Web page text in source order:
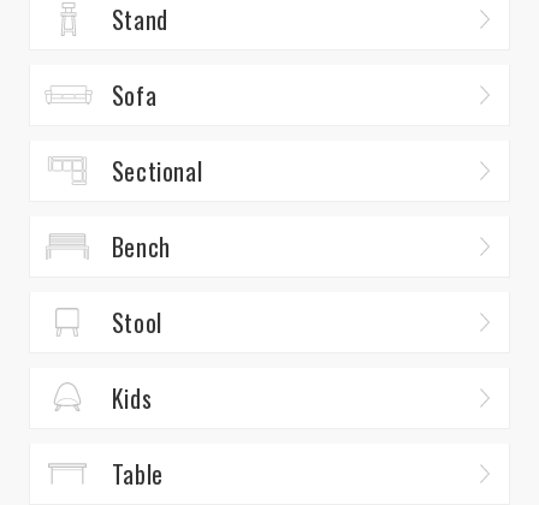
Stand
Sofa
Sectional
Bench
Stool
Kids
Table